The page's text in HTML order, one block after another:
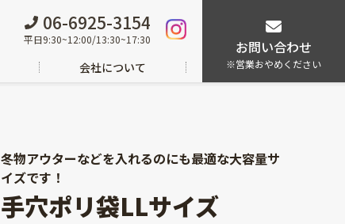
お問い合わせ
※営業おやめください
06-6925-3154
平日9:30~12:00/13:30~17:30
会社について
冬物アウターなどを入れるのにも最適な大容量サ
イズです！
手穴ポリ袋LLサイズ